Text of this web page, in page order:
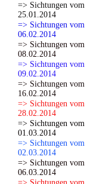
=> Sichtungen vom
25.01.2014
=> Sichtungen vom
06.02.2014
=> Sichtungen vom
08.02.2014
=> Sichtungen vom
09.02.2014
=> Sichtungen vom
16.02.2014
=> Sichtungen vom
28.02.2014
=> Sichtungen vom
01.03.2014
=> Sichtungen vom
02.03.2014
=> Sichtungen vom
06.03.2014